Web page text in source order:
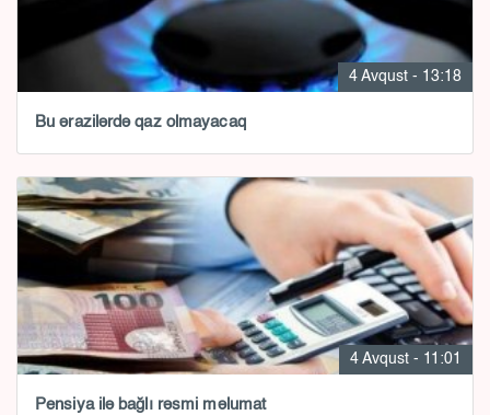
4 Avqust - 13:18
Bu ərazilərdə qaz olmayacaq
4 Avqust - 11:01
Pensiya ilə bağlı rəsmi məlumat